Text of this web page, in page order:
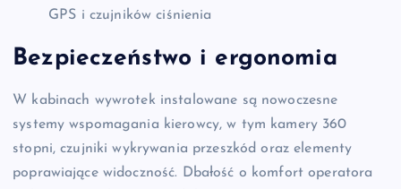
GPS i czujników ciśnienia
Bezpieczeństwo i ergonomia
W kabinach wywrotek instalowane są nowoczesne
systemy wspomagania kierowcy, w tym kamery 360
stopni, czujniki wykrywania przeszkód oraz elementy
poprawiające widoczność. Dbałość o komfort operatora